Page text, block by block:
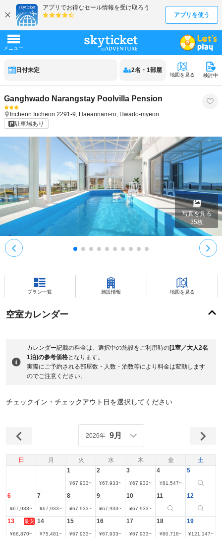
日付未定 2名 ・ 1部屋
地図を見る 検討中
Ganghwado Narangstay Poolvilla Pension
Incheon Incheon 2291-9, Haeannam-ro, Hwado-myeon
駐車場あり
写真を見る
35枚
プラン一覧 施設情報 地図を見る
空室カレンダー
カレンダー記載の料金は、選択中の施設をご利用時の[1室／大人2名
1泊]の参考価格となります。
実際にご予約される部屋数・人数・泊数等により料金は変動します
のでご注意ください。
チェックイン・チェックアウト日を選択してください
日 月 火 水 木 金 土
2026年 9月
1
¥67,933~
2
¥67,933~
3
¥67,933~
4
¥81,547~
5
6
¥67,933~
7
¥67,933~
8
¥67,933~
9
¥67,933~
10
¥67,933~
11 12
13 最安
¥66,870~
14
¥75,481~
15
¥67,933~
16
¥67,933~
17
¥67,933~
18
¥80,718~
19
¥121,147~